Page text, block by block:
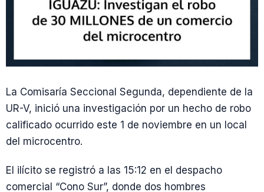
La Comisaría Seccional Segunda, dependiente de la
UR-V, inició una investigación por un hecho de robo
calificado ocurrido este 1 de noviembre en un local
del microcentro.
El ilícito se registró a las 15:12 en el despacho
comercial “Cono Sur”, donde dos hombres